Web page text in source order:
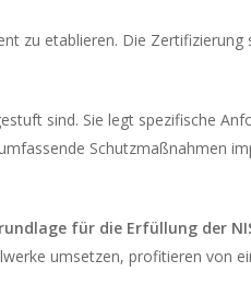
zu etablieren. Die Zertifizierung
sind. Sie legt spezifische
Schutzmaßnahmen
für die Erfüllung der
umsetzen, profitieren von